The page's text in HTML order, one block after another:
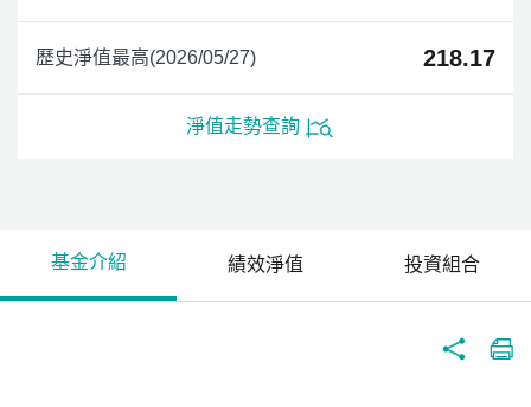
歷史淨值最高(2026/05/27) 218.17
淨值走勢查詢
基金介紹 績效淨值 投資組合